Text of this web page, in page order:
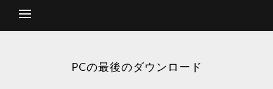
PCの最後のダウンロード